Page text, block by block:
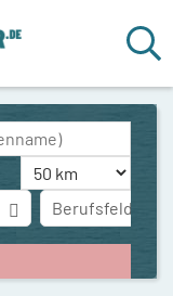
Berufsfeld